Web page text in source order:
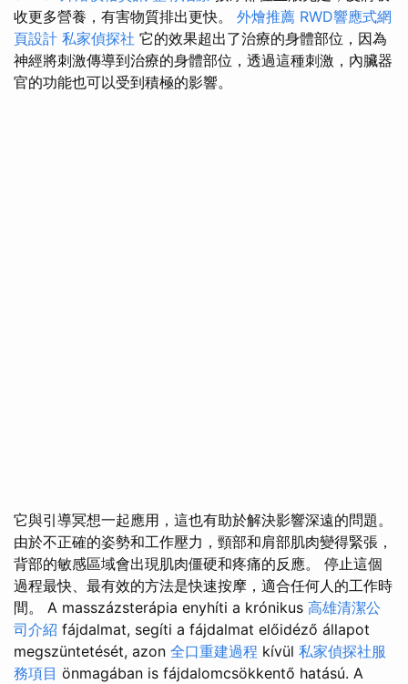
收更多營養，有害物質排出更快。 外燴推薦 RWD響應式網
頁設計 私家偵探社 它的效果超出了治療的身體部位，因為
神經將刺激傳導到治療的身體部位，透過這種刺激，內臟器
官的功能也可以受到積極的影響。
它與引導冥想一起應用，這也有助於解決影響深遠的問題。
由於不正確的姿勢和工作壓力，頸部和肩部肌肉變得緊張，
背部的敏感區域會出現肌肉僵硬和疼痛的反應。 停止這個
過程最快、最有效的方法是快速按摩，適合任何人的工作時
間。 A masszázsterápia enyhíti a krónikus 高雄清潔公
司介紹 fájdalmat, segíti a fájdalmat előidéző állapot
megszüntetését, azon 全口重建過程 kívül 私家偵探社服
務項目 önmagában is fájdalomcsökkentő hatású. A